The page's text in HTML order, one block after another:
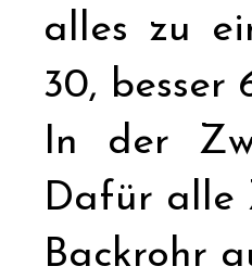
alles zu
30, besser
In der
Dafür alle
Backrohr